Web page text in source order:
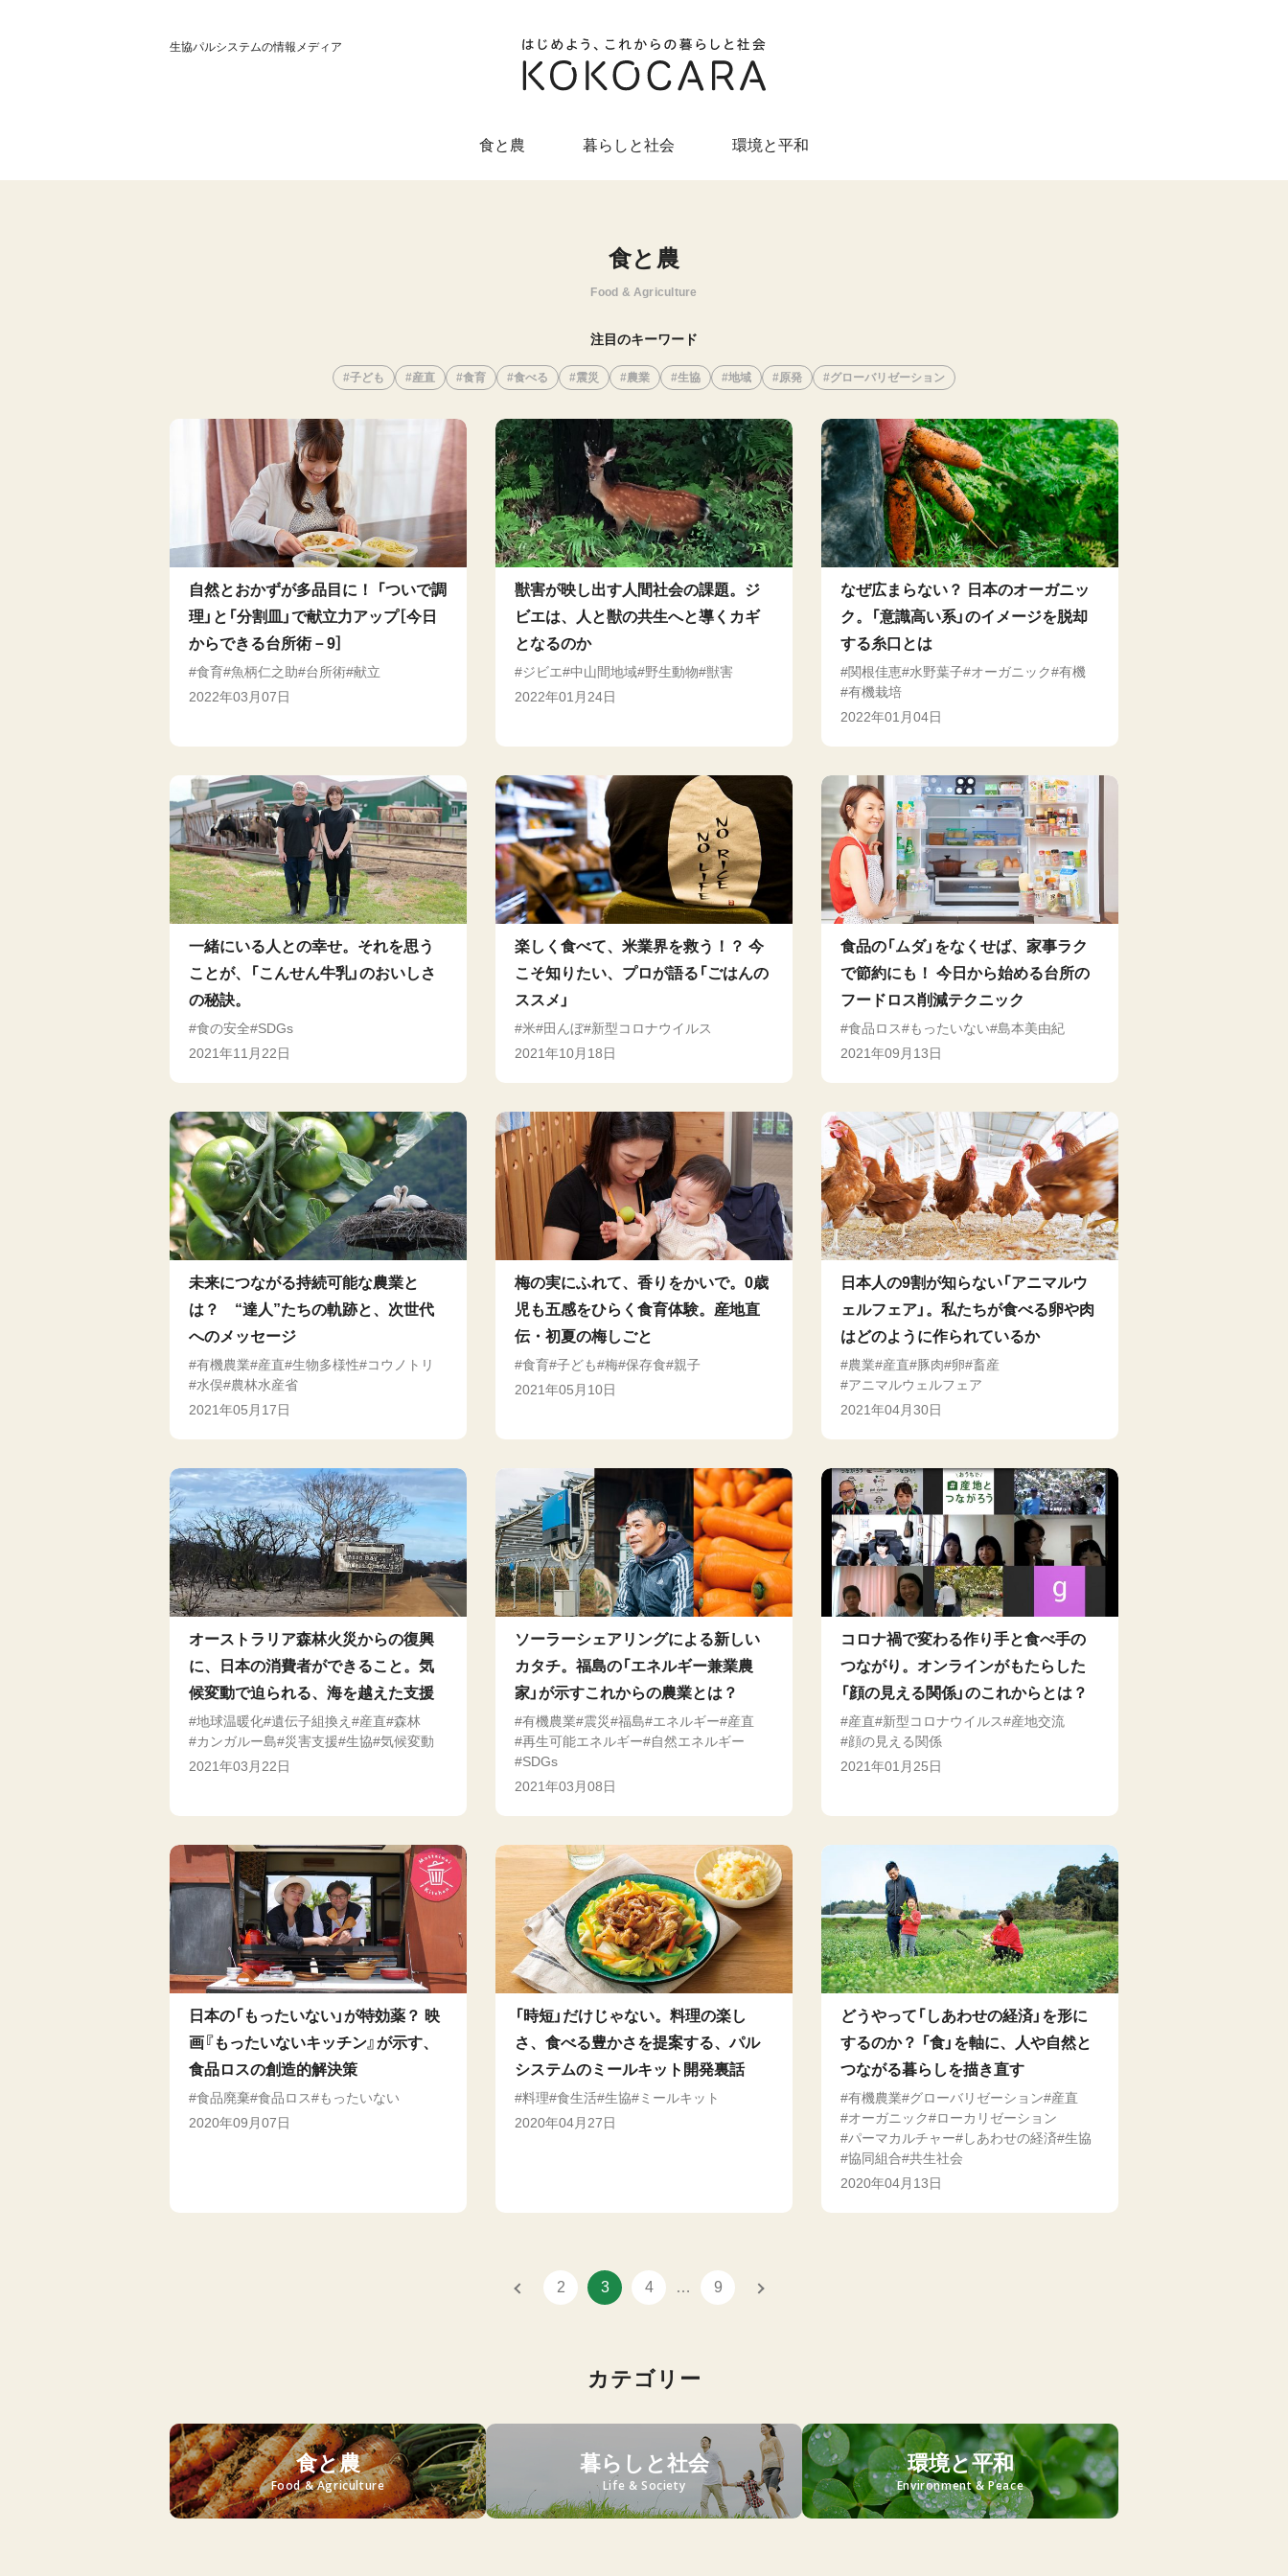
生協パルシステムの情報メディア
食と農 暮らしと社会 環境と平和
食と農
Food & Agriculture
注目のキーワード
子ども 産直 食育 食べる 震災 農業 生協 地域 原発 グローバリゼーション
自然とおかずが多品目に！ 「ついで調
理」と「分割皿」で献立力アップ［今日
からできる台所術－9］
食育 魚柄仁之助 台所術 献立
2022年03月07日
獣害が映し出す人間社会の課題。ジ
ビエは、人と獣の共生へと導くカギ
となるのか
ジビエ 中山間地域 野生動物 獣害
2022年01月24日
なぜ広まらない？ 日本のオーガニッ
ク。「意識高い系」のイメージを脱却
する糸口とは
関根佳恵 水野葉子 オーガニック
有機
有機栽培
2022年01月04日
一緒にいる人との幸せ。それを思う
ことが、「こんせん牛乳」のおいしさ
の秘訣。
食の安全
SDGs
2021年11月22日
楽しく食べて、米業界を救う！？ 今
こそ知りたい、プロが語る「ごはんの
ススメ」
米 田んぼ 新型コロナウイルス
2021年10月18日
食品の「ムダ」をなくせば、家事ラク
で節約にも！ 今日から始める台所の
フードロス削減テクニック
食品ロス もったいない 島本美由紀
2021年09月13日
未来につながる持続可能な農業と
は？ “達人”たちの軌跡と、次世代
へのメッセージ
有機農業 産直 生物多様性
コウノトリ
水俣 農林水産省
2021年05月17日
梅の実にふれて、香りをかいで。0歳
児も五感をひらく食育体験。産地直
伝・初夏の梅しごと
食育 子ども 梅 保存食
親子
2021年05月10日
日本人の9割が知らない「アニマルウ
ェルフェア」。私たちが食べる卵や肉
はどのように作られているか
農業 産直 豚肉 卵 畜産
アニマルウェルフェア
2021年04月30日
オーストラリア森林火災からの復興
に、日本の消費者ができること。気
候変動で迫られる、海を越えた支援
地球温暖化 遺伝子組換え 産直 森林
カンガルー島
災害支援 生協 気候変動
2021年03月22日
ソーラーシェアリングによる新しい
カタチ。福島の「エネルギー兼業農
家」が示すこれからの農業とは？
有機農業 震災 福島 エネルギー
産直
再生可能エネルギー
自然エネルギー
SDGs
2021年03月08日
コロナ禍で変わる作り手と食べ手の
つながり。オンラインがもたらした
「顔の見える関係」のこれからとは？
産直 新型コロナウイルス
産地交流
顔の見える関係
2021年01月25日
日本の「もったいない」が特効薬？ 映
画『もったいないキッチン』が示す、
食品ロスの創造的解決策
食品廃棄 食品ロス
もったいない
2020年09月07日
「時短」だけじゃない。料理の楽し
さ、食べる豊かさを提案する、パル
システムのミールキット開発裏話
料理 食生活 生協
ミールキット
2020年04月27日
どうやって「しあわせの経済」を形に
するのか？ 「食」を軸に、人や自然と
つながる暮らしを描き直す
有機農業 グローバリゼーション
産直
オーガニック
ローカリゼーション
パーマカルチャー
しあわせの経済 生協
協同組合 共生社会
2020年04月13日
2 3 4 … 9
カテゴリー
食と農
Food & Agriculture
暮らしと社会
Life & Society
環境と平和
Environment & Peace